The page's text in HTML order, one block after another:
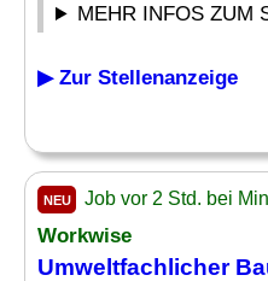
MEHR INFOS ZUM
▶ Zur Stellenanzeige
NEU Job vor 2 Std. bei
Workwise
Umweltfachlicher